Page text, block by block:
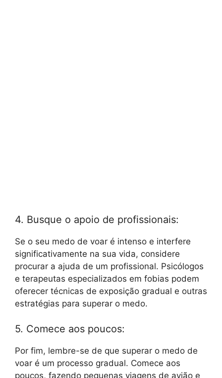
4. Busque o apoio de profissionais:
Se o seu medo de voar é intenso e interfere
significativamente na sua vida, considere
procurar a ajuda de um profissional. Psicólogos
e terapeutas especializados em fobias podem
oferecer técnicas de exposição gradual e outras
estratégias para superar o medo.
5. Comece aos poucos:
Por fim, lembre-se de que superar o medo de
voar é um processo gradual. Comece aos
poucos, fazendo pequenas viagens de avião e